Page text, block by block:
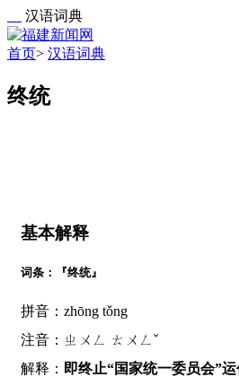
汉语词典
首页> 汉语词典
终统
基本解释
词条：『终统』
拼音：zhōng tǒng
注音：ㄓㄨㄥ ㄊㄨㄥˇ
解释： 即终止“国家统一委员会”